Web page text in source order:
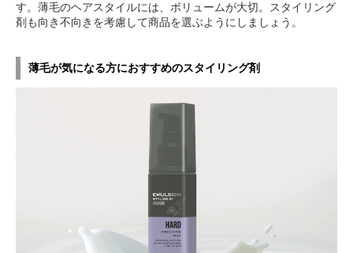
す。薄毛のヘアスタイルには、ボリュームが大切。スタイリング
剤も向き不向きを考慮して商品を選ぶようにしましょう。
薄毛が気になる方におすすめのスタイリング剤